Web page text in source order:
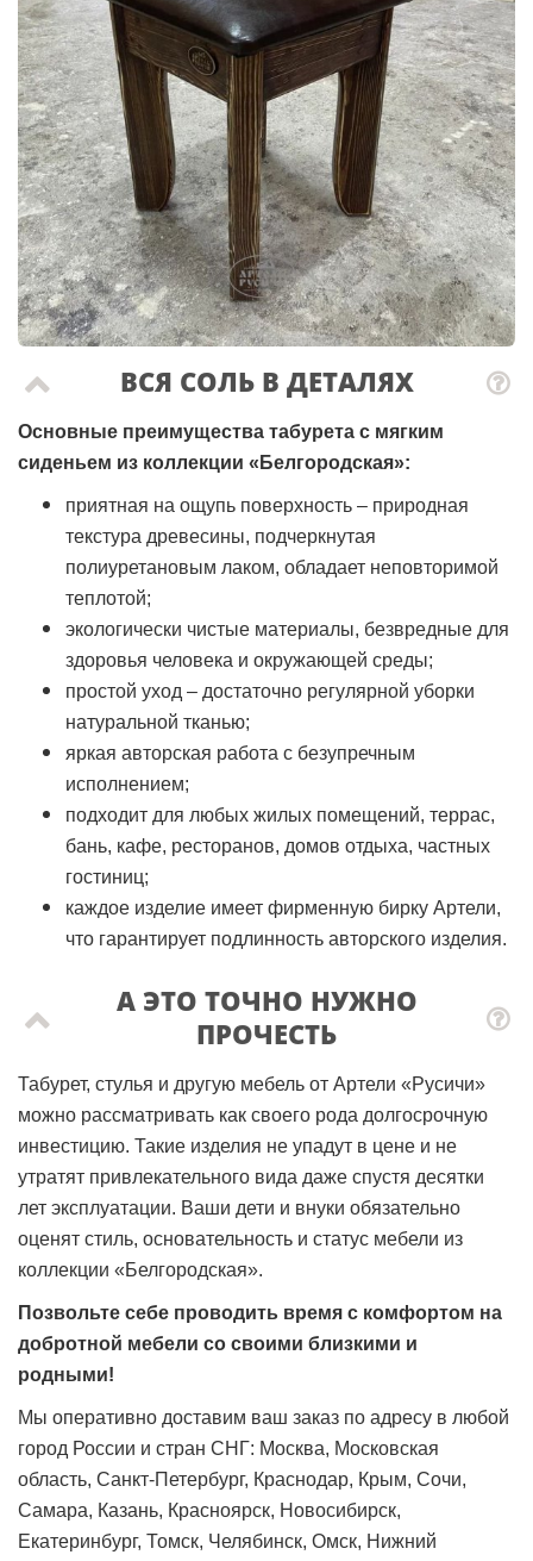
ВСЯ СОЛЬ В ДЕТАЛЯХ
Основные преимущества табурета с мягким
сиденьем из коллекции «Белгородская»:
приятная на ощупь поверхность – природная
текстура древесины, подчеркнутая
полиуретановым лаком, обладает неповторимой
теплотой;
экологически чистые материалы, безвредные для
здоровья человека и окружающей среды;
простой уход – достаточно регулярной уборки
натуральной тканью;
яркая авторская работа с безупречным
исполнением;
подходит для любых жилых помещений, террас,
бань, кафе, ресторанов, домов отдыха, частных
гостиниц;
каждое изделие имеет фирменную бирку Артели,
что гарантирует подлинность авторского изделия.
А ЭТО ТОЧНО НУЖНО
ПРОЧЕСТЬ
Табурет, стулья и другую мебель от Артели «Русичи»
можно рассматривать как своего рода долгосрочную
инвестицию. Такие изделия не упадут в цене и не
утратят привлекательного вида даже спустя десятки
лет эксплуатации. Ваши дети и внуки обязательно
оценят стиль, основательность и статус мебели из
коллекции «Белгородская».
Позвольте себе проводить время с комфортом на
добротной мебели со своими близкими и
родными!
Мы оперативно доставим ваш заказ по адресу в любой
город России и стран СНГ: Москва, Московская
область, Санкт-Петербург, Краснодар, Крым, Сочи,
Самара, Казань, Красноярск, Новосибирск,
Екатеринбург, Томск, Челябинск, Омск, Нижний